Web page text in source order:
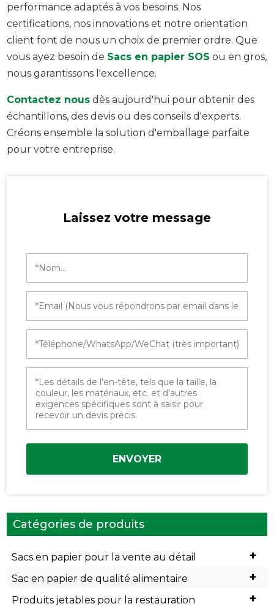
performance adaptés à vos besoins. Nos
certifications, nos innovations et notre orientation
client font de nous un choix de premier ordre. Que
vous ayez besoin de Sacs en papier SOS ou en gros,
nous garantissons l'excellence.
Contactez nous dès aujourd'hui pour obtenir des
échantillons, des devis ou des conseils d'experts.
Créons ensemble la solution d'emballage parfaite
pour votre entreprise.
Laissez votre message
ENVOYER
Catégories de produits
+
Sacs en papier pour la vente au détail
+
Sac en papier de qualité alimentaire
+
Produits jetables pour la restauration